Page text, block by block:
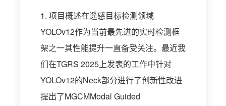
1. 项目概述在遥感目标检测领域
YOLOv12作为当前最先进的实时检测框
架之一其性能提升一直备受关注。最近我
们在TGRS 2025上发表的工作中针对
YOLOv12的Neck部分进行了创新性改进
提出了MGCMModal Guided